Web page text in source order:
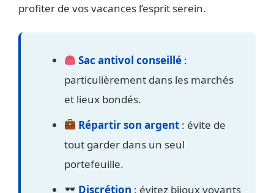
profiter de vos vacances l’esprit serein.
Sac antivol conseillé :
particulièrement dans les marchés
et lieux bondés.
Répartir son argent : évite de
tout garder dans un seul
portefeuille.
Discrétion : évitez bijoux voyants